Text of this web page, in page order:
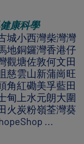
康科學
城小西灣柴灣灣
地銅鑼灣香港仔
觀塘佐敦何文田
慈雲山新蒲崗旺
角紅磡美孚藍田
甸上水元朗大圍
火炭粉嶺荃灣葵
...